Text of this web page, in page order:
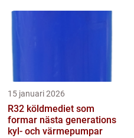
15 januari 2026
R32 köldmediet som
formar nästa generations
kyl- och värmepumpar